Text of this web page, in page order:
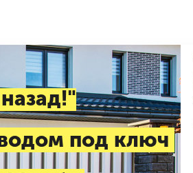
под ключ